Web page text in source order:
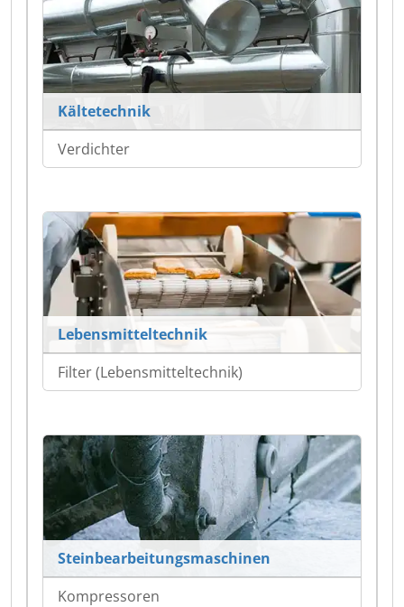
Kältetechnik
Verdichter
Lebensmitteltechnik
Filter (Lebensmitteltechnik)
Steinbearbeitungsmaschinen
Kompressoren